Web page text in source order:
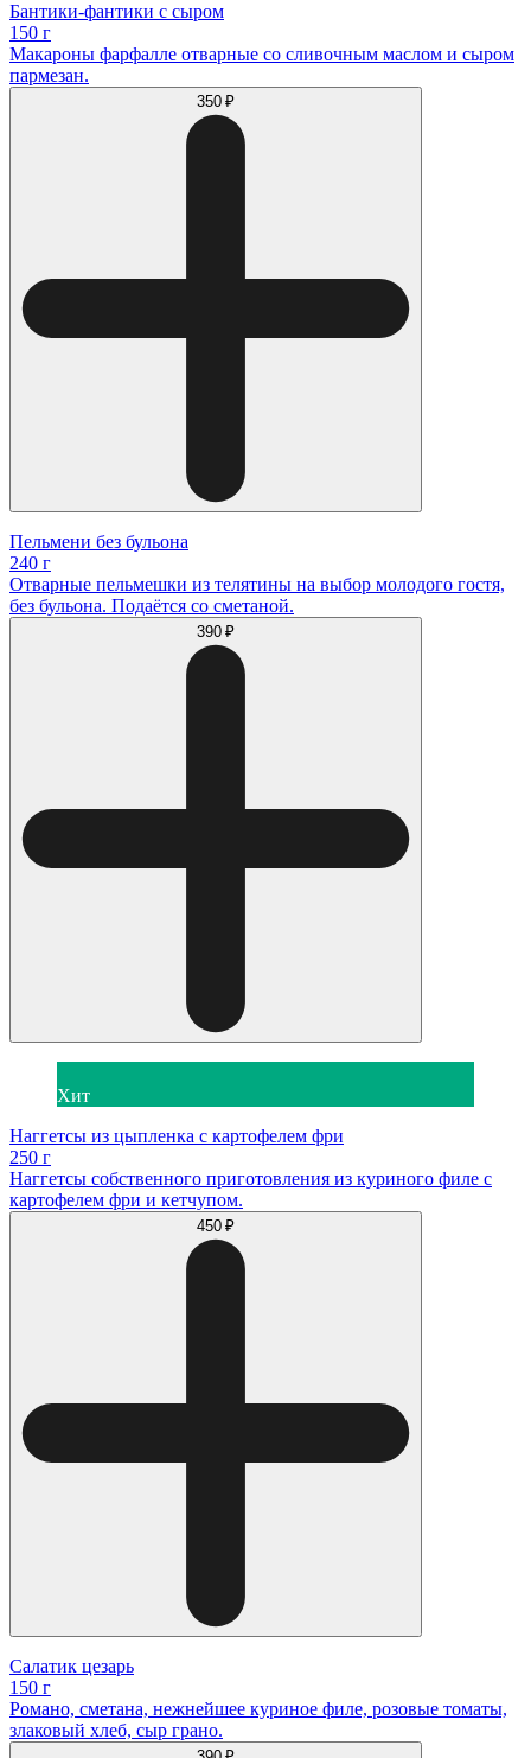
Бантики-фантики с сыром
150 г
Макароны фарфалле отварные со сливочным маслом и сыром
пармезан.
350 ₽
Пельмени без бульона
240 г
Отварные пельмешки из телятины на выбор молодого гостя,
без бульона. Подаётся со сметаной.
390 ₽
Хит
Наггетсы из цыпленка с картофелем фри
250 г
Наггетсы собственного приготовления из куриного филе с
картофелем фри и кетчупом.
450 ₽
Салатик цезарь
150 г
Романо, сметана, нежнейшее куриное филе, розовые томаты,
злаковый хлеб, сыр грано.